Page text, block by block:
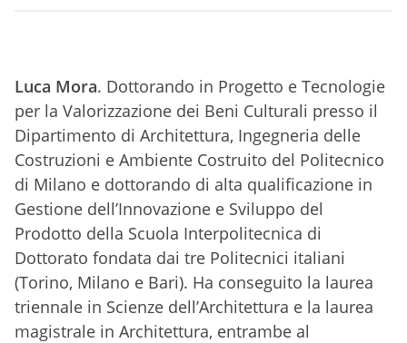
Luca Mora. Dottorando in Progetto e Tecnologie
per la Valorizzazione dei Beni Culturali presso il
Dipartimento di Architettura, Ingegneria delle
Costruzioni e Ambiente Costruito del Politecnico
di Milano e dottorando di alta qualificazione in
Gestione dell’Innovazione e Sviluppo del
Prodotto della Scuola Interpolitecnica di
Dottorato fondata dai tre Politecnici italiani
(Torino, Milano e Bari). Ha conseguito la laurea
triennale in Scienze dell’Architettura e la laurea
magistrale in Architettura, entrambe al